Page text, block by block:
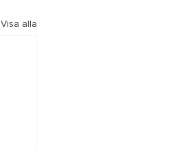
Visa alla